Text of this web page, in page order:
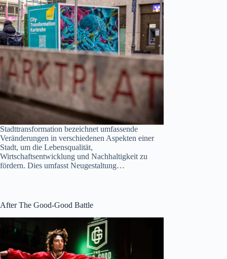
Stadttransformation bezeichnet umfassende
Veränderungen in verschiedenen Aspekten einer
Stadt, um die Lebensqualität,
Wirtschaftsentwicklung und Nachhaltigkeit zu
fördern. Dies umfasst Neugestaltung…
After The Good-Good Battle